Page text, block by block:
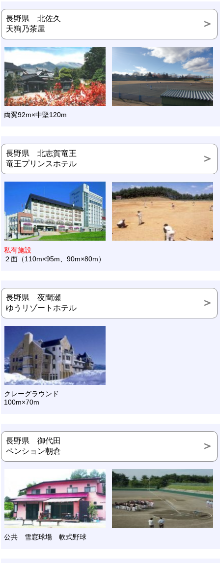
長野県 北佐久
天狗乃茶屋
両翼92m×中堅120m
長野県 北志賀竜王
竜王プリンスホテル
私有施設
２面（110m×95m、90m×80m）
長野県 夜間瀬
ゆうリゾートホテル
クレーグラウンド
100m×70m
長野県 御代田
ペンション朝倉
公共 雪窓球場 軟式野球